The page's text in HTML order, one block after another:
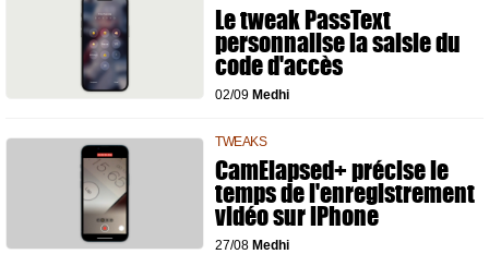
Le tweak PassText
personnalise la saisie du
code d'accès
02/09 Medhi
TWEAKS
CamElapsed+ précise le
temps de l'enregistrement
vidéo sur iPhone
27/08 Medhi